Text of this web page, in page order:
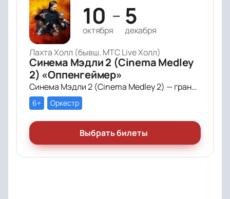
10
октября
— 5
декабря
Лахта Холл (бывш. МТС Live Холл)
Синема Мэдли 2 (Cinema Medley
2) «Оппенгеймер»
Синема Мэдли 2 (Cinema Medley 2) — грандиозное симфоническое шоу саундтреков в исполнении большого симфонического оркестра, органа и хора!
6+ Оркестр
Выбрать билеты